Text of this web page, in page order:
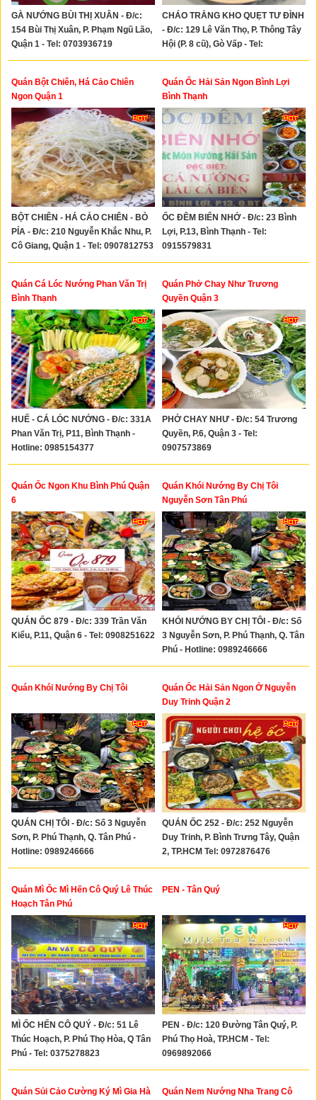
GÀ NƯỚNG BÙI THỊ XUÂN - Đ/c:
154 Bùi Thị Xuân, P. Phạm Ngũ Lão,
Quận 1 - Tel: 0703936719
CHÁO TRẮNG KHO QUẸT TƯ ĐÌNH
- Đ/c: 129 Lê Văn Thọ, P. Thông Tây
Hội (P. 8 cũ), Gò Vấp - Tel:
0929332680
Quán Bột Chiên, Há Cảo Chiên
Ngon Quận 1
BỘT CHIÊN - HÁ CẢO CHIÊN - BÒ
PÍA - Đ/c: 210 Nguyễn Khắc Nhu, P.
Cô Giang, Quận 1 - Tel: 0907812753
Quán Ốc Hải Sản Ngon Bình Lợi
Bình Thạnh
ỐC ĐÊM BIỂN NHỚ - Đ/c: 23 Bình
Lợi, P.13, Bình Thạnh - Tel:
0915579831
Quán Cá Lóc Nướng Phan Văn Trị
Bình Thạnh
HUẾ - CÁ LÓC NƯỚNG - Đ/c: 331A
Phan Văn Trị, P11, Bình Thạnh -
Hotline: 0985154377
Quán Phở Chay Như Trương
Quyền Quận 3
PHỞ CHAY NHƯ - Đ/c: 54 Trương
Quyền, P.6, Quận 3 - Tel:
0907573869
Quán Ốc Ngon Khu Bình Phú Quận
6
QUÁN ỐC 879 - Đ/c: 339 Trần Văn
Kiểu, P.11, Quận 6 - Tel: 0908251622
Quán Khói Nướng By Chị Tôi
Nguyễn Sơn Tân Phú
KHÓI NƯỚNG BY CHỊ TÔI - Đ/c: Số
3 Nguyễn Sơn, P. Phú Thạnh, Q. Tân
Phú - Hotline: 0989246666
Quán Khói Nướng By Chị Tôi
QUÁN CHỊ TÔI - Đ/c: Số 3 Nguyễn
Sơn, P. Phú Thạnh, Q. Tân Phú -
Hotline: 0989246666
Quán Ốc Hải Sản Ngon Ở Nguyễn
Duy Trinh Quận 2
QUÁN ỐC 252 - Đ/c: 252 Nguyễn
Duy Trinh, P. Bình Trưng Tây, Quận
2, TP.HCM Tel: 0972876476
Quán Mì Ốc Mì Hến Cô Quý Lê Thúc
Hoạch Tân Phú
MÌ ỐC HẾN CÔ QUÝ - Đ/c: 51 Lê
Thúc Hoạch, P. Phú Thọ Hòa, Q Tân
Phú - Tel: 0375278823
PEN - Tân Quý
PEN - Đ/c: 120 Đường Tân Quý, P.
Phú Thọ Hoà, TP.HCM - Tel:
0969892066
Quán Sủi Cảo Cường Ký Mì Gia Hà Quán Nem Nướng Nha Trang Cô